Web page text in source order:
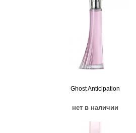
Ghost Anticipation
нет в наличии